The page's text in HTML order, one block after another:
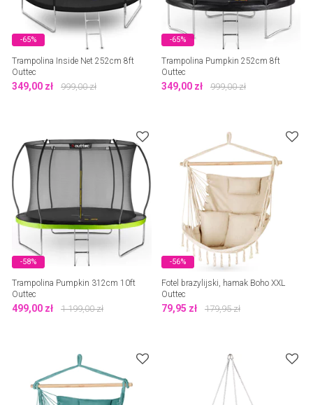
-65%
Trampolina Inside Net 252cm 8ft
Outtec
349,00 zł 999,00zł
-65%
Trampolina Pumpkin 252cm 8ft
Outtec
349,00 zł 999,00zł
-58%
Trampolina Pumpkin 312cm 10ft
Outtec
499,00 zł 1 199,00zł
-56%
Fotel brazylijski, hamak Boho XXL
Outtec
79,95 zł 179,95zł